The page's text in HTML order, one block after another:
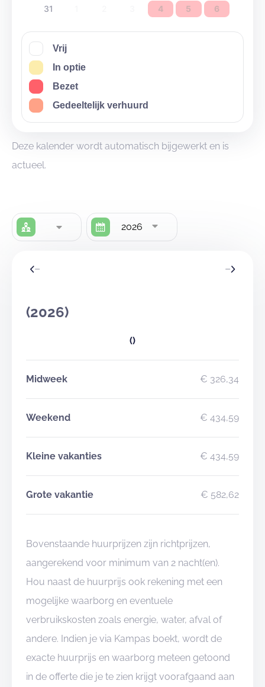
31
4 5 6
Vrij
In optie
Bezet
Gedeeltelijk verhuurd
Deze kalender wordt automatisch bijgewerkt en is
actueel.
2026
(2026)
()
Midweek € 326,34
Weekend € 434,59
Kleine vakanties € 434,59
Grote vakantie € 582,62
Bovenstaande huurprijzen zijn richtprijzen,
aangerekend voor minimum van 2 nacht(en).
Hou naast de huurprijs ook rekening met een
mogelijke waarborg en eventuele
verbruikskosten zoals energie, water, afval of
andere. Indien je via Kampas boekt, wordt de
exacte huurprijs en waarborg meteen getoond
in de offerte die je te zien krijgt voorafgaand aan